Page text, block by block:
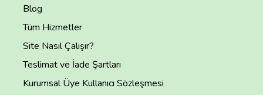
Blog
Tüm Hizmetler
Site Nasıl Çalışır?
Teslimat ve İade Şartları
Kurumsal Üye Kullanıcı Sözleşmesi